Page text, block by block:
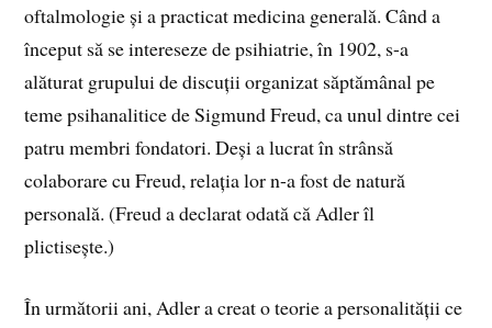
oftalmologie și a practicat medicina generală. Când a
început să se intereseze de psihiatrie, în 1902, s-a
alăturat grupului de discuții organizat săptămânal pe
teme psihanalitice de Sigmund Freud, ca unul dintre cei
patru membri fondatori. Deși a lucrat în strânsă
colaborare cu Freud, relația lor n-a fost de natură
personală. (Freud a declarat odată că Adler îl
plictisește.)
În următorii ani, Adler a creat o teorie a personalității ce